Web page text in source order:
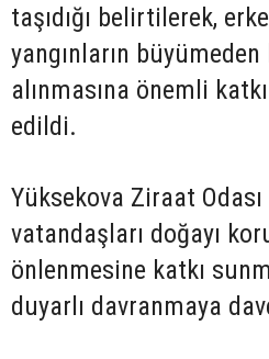
taşıdığı belirtilerek,
yangınların
alınmasına önemli
edildi.
Yüksekova Ziraat Odası
vatandaşları doğayı
önlenmesine katkı
duyarlı davranmaya